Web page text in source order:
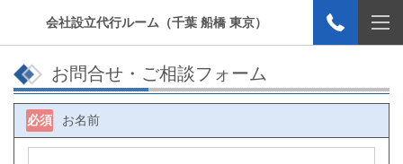
会社設立代行ルーム（千葉 船橋 東京）
お問合せ・ご相談フォーム
お名前
必須